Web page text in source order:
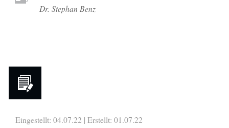
Dr. Stephan Benz
Eingestellt: 04.07.22 | Erstellt: 01.07.22